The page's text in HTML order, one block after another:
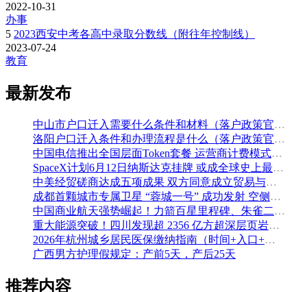
2022-10-31
办事
5 2023西安中考各高中录取分数线（附往年控制线）
2023-07-24
教育
最新发布
中山市户口迁入需要什么条件和材料（落户政策官方解读）
洛阳户口迁入条件和办理流程是什么（落户政策官方问答汇总）
中国电信推出全国层面Token套餐 运营商计费模式从”流量”迈向”算力”
SpaceX计划6月12日纳斯达克挂牌 或成全球史上最大规模IPO
中美经贸磋商达成五项成果 双方同意成立贸易与投资双理事会
成都首颗城市专属卫星 “蓉城一号” 成功发射 空侧直转模式同步落地 双重大突破助力国际门户枢纽建设
中国商业航天强势崛起！力箭百星里程碑、朱雀二号改进型发射成功
重大能源突破！四川发现超 2356 亿方超深层页岩气田，保障国家能源安全
2026年杭州城乡居民医保缴纳指南（时间+入口+金额）
广西男方护理假规定：产前5天，产后25天
推荐内容